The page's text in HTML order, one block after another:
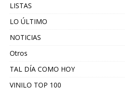
LISTAS
LO ÚLTIMO
NOTICIAS
Otros
TAL DÍA COMO HOY
VINILO TOP 100